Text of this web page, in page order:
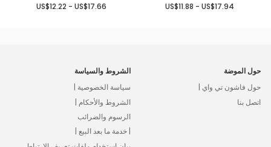
US$11.88 - US$17.94
US$12.22 - US$17.66
حول الموضة
حول فاشون تي واي |
اتصل بنا
الشروط والسياسة
سياسة الخصوصية |
الشروط والأحكام |
الرسوم والضرائب
| خدمة ما بعد البيع |